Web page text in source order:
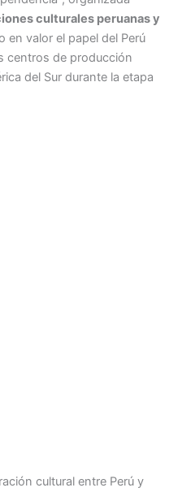
culturales peruanas y
en valor el papel del Perú
centros de producción
del Sur durante la etapa
cultural entre Perú y